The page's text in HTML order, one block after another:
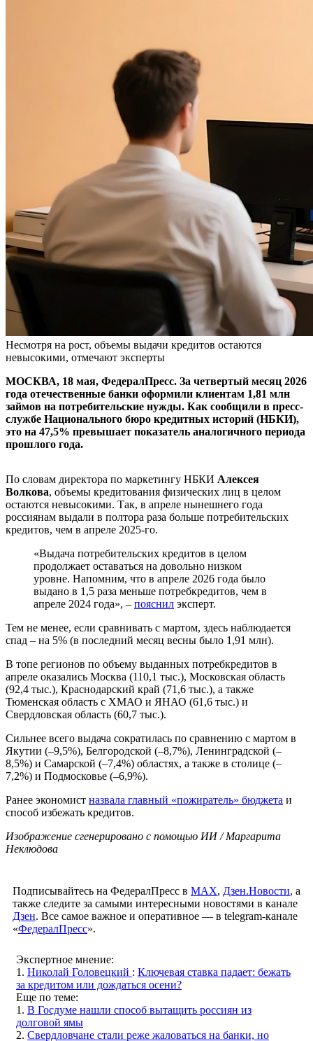
Несмотря на рост, объемы выдачи кредитов остаются
невысокими, отмечают эксперты
МОСКВА, 18 мая, ФедералПресс. За четвертый месяц 2026
года отечественные банки оформили клиентам 1,81 млн
займов на потребительские нужды. Как сообщили в пресс-
службе Национального бюро кредитных историй (НБКИ),
это на 47,5% превышает показатель аналогичного периода
прошлого года.
По словам директора по маркетингу НБКИ Алексея
Волкова, объемы кредитования физических лиц в целом
остаются невысокими. Так, в апреле нынешнего года
россиянам выдали в полтора раза больше потребительских
кредитов, чем в апреле 2025-го.
«Выдача потребительских кредитов в целом
продолжает оставаться на довольно низком
уровне. Напомним, что в апреле 2026 года было
выдано в 1,5 раза меньше потребкредитов, чем в
апреле 2024 года», – пояснил эксперт.
Тем не менее, если сравнивать с мартом, здесь наблюдается
спад – на 5% (в последний месяц весны было 1,91 млн).
В топе регионов по объему выданных потребкредитов в
апреле оказались Москва (110,1 тыс.), Московская область
(92,4 тыс.), Краснодарский край (71,6 тыс.), а также
Тюменская область с ХМАО и ЯНАО (61,6 тыс.) и
Свердловская область (60,7 тыс.).
Сильнее всего выдача сократилась по сравнению с мартом в
Якутии (–9,5%), Белгородской (–8,7%), Ленинградской (–
8,5%) и Самарской (–7,4%) областях, а также в столице (–
7,2%) и Подмосковье (–6,9%).
Ранее экономист назвала главный «пожиратель» бюджета и
способ избежать кредитов.
Изображение сгенерировано с помощью ИИ / Маргарита
Неклюдова
Подписывайтесь на ФедералПресс в МАХ, Дзен.Новости, а
также следите за самыми интересными новостями в канале
Дзен. Все самое важное и оперативное — в telegram-канале
«ФедералПресс».
Экспертное мнение:
1. Николай Головецкий : Ключевая ставка падает: бежать
за кредитом или дождаться осени?
Еще по теме:
1. В Госдуме нашли способ вытащить россиян из
долговой ямы
2. Свердловчане стали реже жаловаться на банки, но